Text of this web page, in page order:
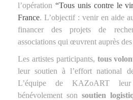
l’opération “Tous unis contre le
France. L’objectif : venir en aide
financer des projets de
associations qui œuvrent auprès
Les artistes participants, tous
leur soutien à l’effort national
L’équipe de KAZoART
bénévolement son soutien